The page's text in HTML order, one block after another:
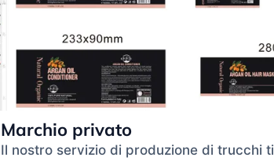
Marchio privato
Il nostro servizio di produzione di trucchi ti